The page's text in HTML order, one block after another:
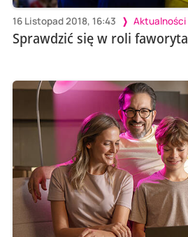
16 Listopad 2018, 16:43 Aktualności
Sprawdzić się w roli faworyta